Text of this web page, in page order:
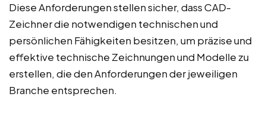
Diese Anforderungen stellen sicher, dass CAD-
Zeichner die notwendigen technischen und
persönlichen Fähigkeiten besitzen, um präzise und
effektive technische Zeichnungen und Modelle zu
erstellen, die den Anforderungen der jeweiligen
Branche entsprechen.